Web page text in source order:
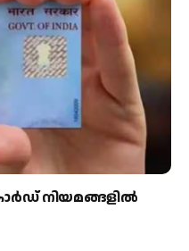
നിയമങ്ങളില്‍